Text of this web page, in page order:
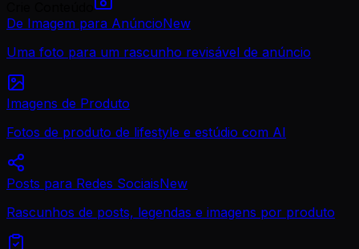
De Imagem para AnúncioNew
Uma foto para um rascunho revisável de anúncio
Imagens de Produto
Fotos de produto de lifestyle e estúdio com AI
Posts para Redes SociaisNew
Rascunhos de posts, legendas e imagens por produto